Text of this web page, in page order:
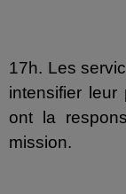
17h. Les
intensifier
ont la
mission.